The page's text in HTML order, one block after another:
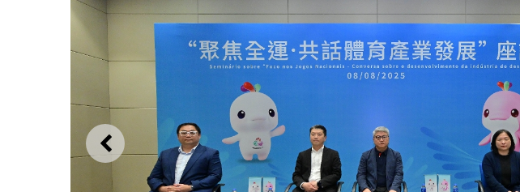
ANTERIOR